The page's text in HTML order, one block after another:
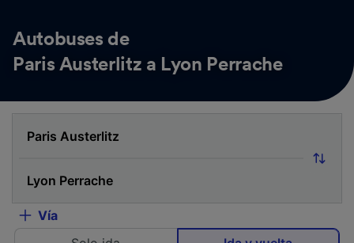
Autobuses de
Paris Austerlitz a Lyon Perrache
Vía